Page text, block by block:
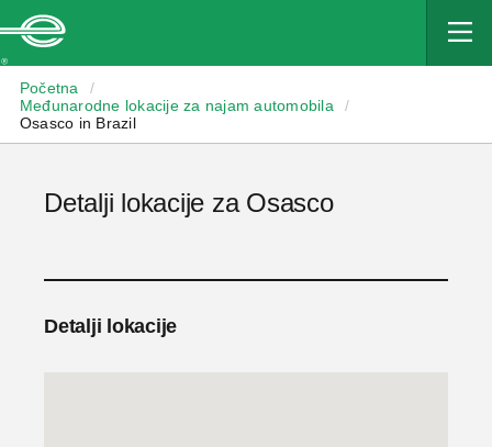
Početna
/
Međunarodne lokacije za najam automobila
/
Osasco in Brazil
Detalji lokacije za Osasco
Detalji lokacije